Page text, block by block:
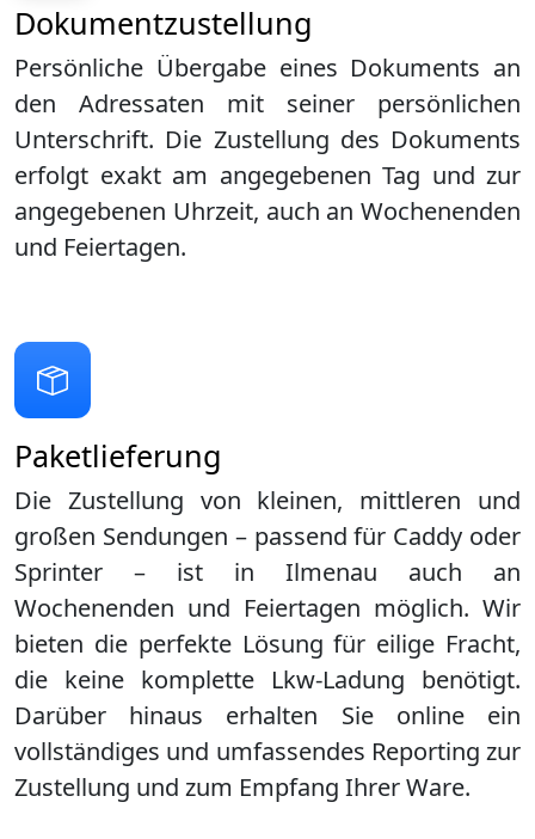
Dokumentzustellung
Persönliche Übergabe eines Dokuments an
den Adressaten mit seiner persönlichen
Unterschrift. Die Zustellung des Dokuments
erfolgt exakt am angegebenen Tag und zur
angegebenen Uhrzeit, auch an Wochenenden
und Feiertagen.
Paketlieferung
Die Zustellung von kleinen, mittleren und
großen Sendungen – passend für Caddy oder
Sprinter – ist in Ilmenau auch an
Wochenenden und Feiertagen möglich. Wir
bieten die perfekte Lösung für eilige Fracht,
die keine komplette Lkw-Ladung benötigt.
Darüber hinaus erhalten Sie online ein
vollständiges und umfassendes Reporting zur
Zustellung und zum Empfang Ihrer Ware.